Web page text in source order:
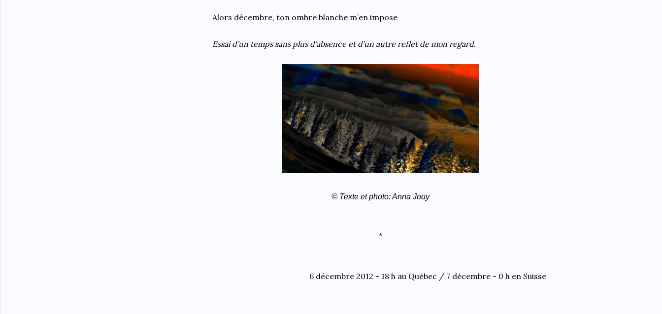
Alors décembre, ton ombre blanche m’en impose
Essai d’un temps sans plus d’absence et d’un autre reflet de mon regard.
© Texte et photo: Anna Jouy
*
6 décembre 2012 - 18 h au Québec / 7 décembre - 0 h en Suisse